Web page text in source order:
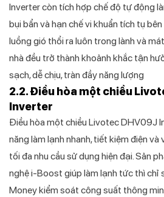
Inverter còn tích hợp chế độ tự động
bụi bẩn và hạn chế vi khuẩn tích tụ
luồng gió thổi ra luôn trong lành và
nhà đều trở thành khoảnh khắc tận
sạch, dễ chịu, tràn đầy năng lượng
2.2. Điều hòa một chiều
Inverter
Điều hòa một chiều Livotec DHV09J
năng làm lạnh nhanh, tiết kiệm điện và
tối đa nhu cầu sử dụng hiện đại. Sản
nghệ i-Boost giúp làm lạnh tức thì chỉ
Money kiểm soát công suất thông